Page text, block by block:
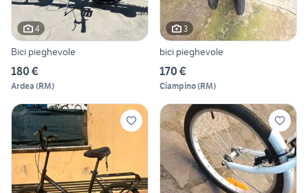
4
Bici pieghevole
180 €
Ardea (RM)
3
bici pieghevole
170 €
Ciampino(RM)